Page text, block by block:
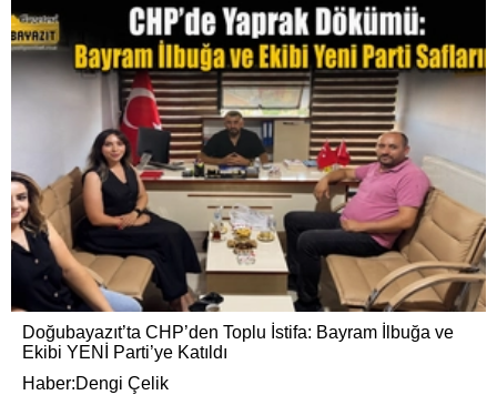
Doğubayazıt’ta CHP’den Toplu İstifa: Bayram İlbuğa ve
Ekibi YENİ Parti’ye Katıldı
Haber:Dengi Çelik